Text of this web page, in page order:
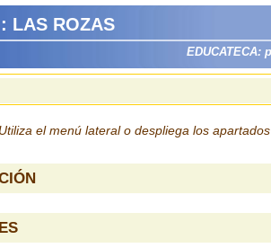
LAS ROZAS
EDUCATECA:
Utiliza el menú lateral o despliega los